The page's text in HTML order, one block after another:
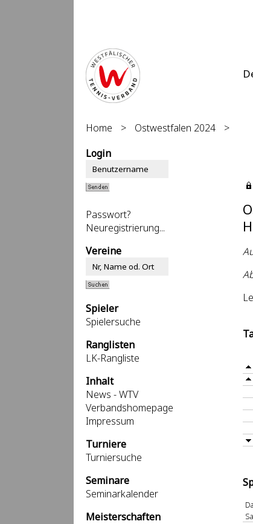
Home > Ostwestfalen 2024
>
Login
Passwort?
Neuregistrierung...
Vereine
Spieler
Spielersuche
Ranglisten
LK-Rangliste
Inhalt
News - WTV
Verbandshomepage
Impressum
Turniere
Turniersuche
Seminare
Seminarkalender
Meisterschaften